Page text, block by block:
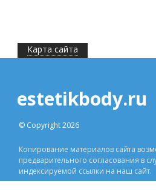
Карта сайта
estetikbody.ru
© Copyright 2026
Копирование материалов сайта
предварительного согласования в
индексируемой ссылки на наш сайт.